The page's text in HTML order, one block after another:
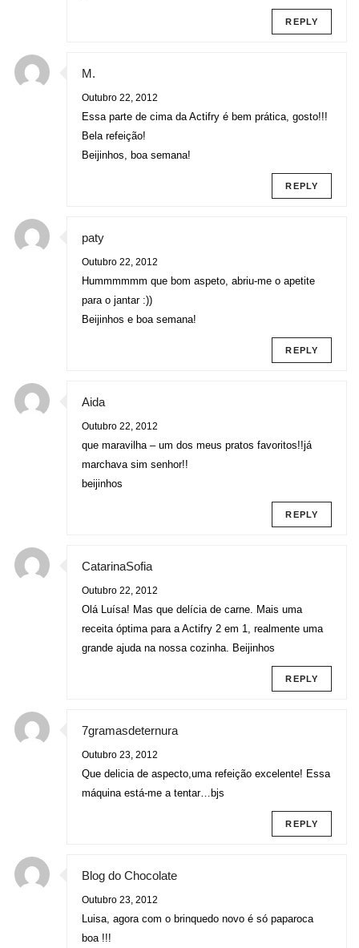
REPLY
M.
Outubro 22, 2012
Essa parte de cima da Actifry é bem prática, gosto!!!
Bela refeição!
Beijinhos, boa semana!
REPLY
paty
Outubro 22, 2012
Hummmmmm que bom aspeto, abriu-me o apetite
para o jantar :))
Beijinhos e boa semana!
REPLY
Aida
Outubro 22, 2012
que maravilha – um dos meus pratos favoritos!!já
marchava sim senhor!!
beijinhos
REPLY
CatarinaSofia
Outubro 22, 2012
Olá Luísa! Mas que delícia de carne. Mais uma
receita óptima para a Actifry 2 em 1, realmente uma
grande ajuda na nossa cozinha. Beijinhos
REPLY
7gramasdeternura
Outubro 23, 2012
Que delicia de aspecto,uma refeição excelente! Essa
máquina está-me a tentar…bjs
REPLY
Blog do Chocolate
Outubro 23, 2012
Luisa, agora com o brinquedo novo é só paparoca
boa !!!